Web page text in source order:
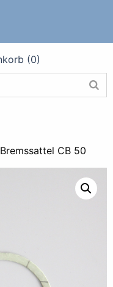
(0)
CB 50